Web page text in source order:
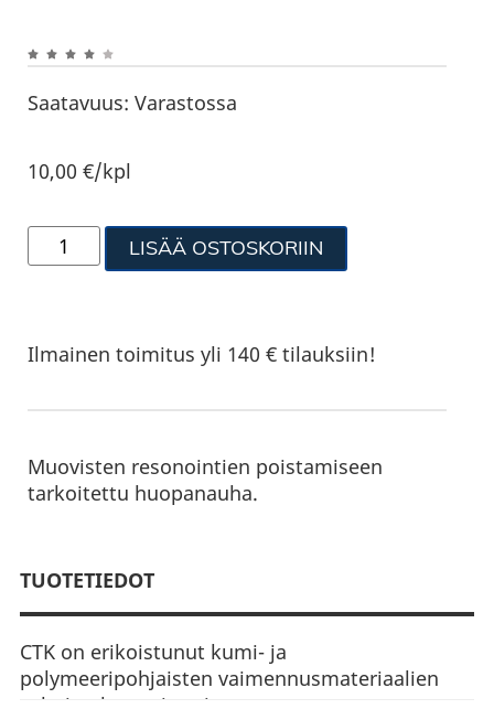
Saatavuus: Varastossa
10,00€/kpl
LISÄÄ OSTOSKORIIN
Ilmainen toimitus yli 140 € tilauksiin!
Muovisten resonointien poistamiseen
tarkoitettu huopanauha.
TUOTETIEDOT
CTK on erikoistunut kumi- ja
polymeeripohjaisten vaimennusmateriaalien
valmistukseen ja vaimennustuotteet ovat